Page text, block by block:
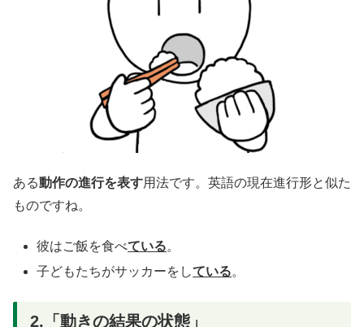
ある動作の進行を表す用法です。英語の現在進行形と似た
ものですね。
彼はご飯を食べている。
子どもたちがサッカーをしている。
2.「動きの結果の状態」